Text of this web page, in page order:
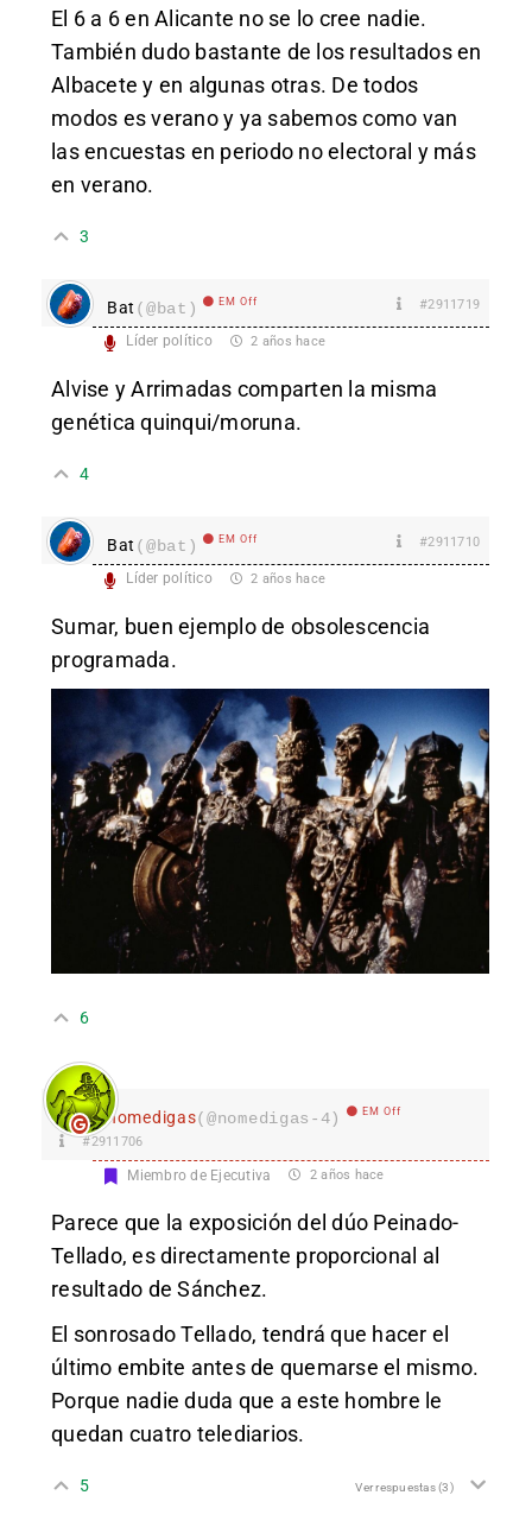
El 6 a 6 en Alicante no se lo cree nadie.
También dudo bastante de los resultados en
Albacete y en algunas otras. De todos
modos es verano y ya sabemos como van
las encuestas en periodo no electoral y más
en verano.
3
Bat (@bat) EM Off #2911719
Líder político 2 años hace
Alvise y Arrimadas comparten la misma
genética quinqui/moruna.
4
Bat (@bat) EM Off #2911710
Líder político 2 años hace
Sumar, buen ejemplo de obsolescencia
programada.
6
nomedigas(@nomedigas-4) EM Off
#2911706
Miembro de Ejecutiva 2 años hace
Parece que la exposición del dúo Peinado-
Tellado, es directamente proporcional al
resultado de Sánchez.
El sonrosado Tellado, tendrá que hacer el
último embite antes de quemarse el mismo.
Porque nadie duda que a este hombre le
quedan cuatro telediarios.
5 Ver respuestas(3)